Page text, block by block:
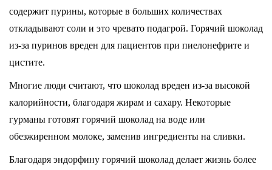
содержит пурины, которые в больших количествах
откладывают соли и это чревато подагрой. Горячий шоколад
из-за пуринов вреден для пациентов при пиелонефрите и
цистите.
Многие люди считают, что шоколад вреден из-за высокой
калорийности, благодаря жирам и сахару. Некоторые
гурманы готовят горячий шоколад на воде или
обезжиренном молоке, заменив ингредиенты на сливки.
Благодаря эндорфину горячий шоколад делает жизнь более